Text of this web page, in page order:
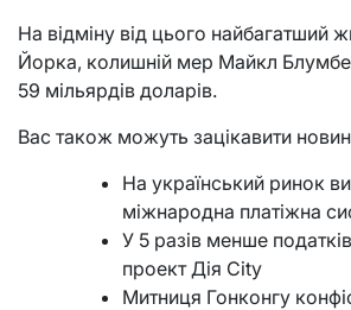
На відміну від цього найбагатший
Йорка, колишній мер Майкл
59 мільярдів доларів.
Вас також можуть зацікавити
На український ринок
міжнародна платіжна
У 5 разів менше
проект Дія City
Митниця Гонконгу